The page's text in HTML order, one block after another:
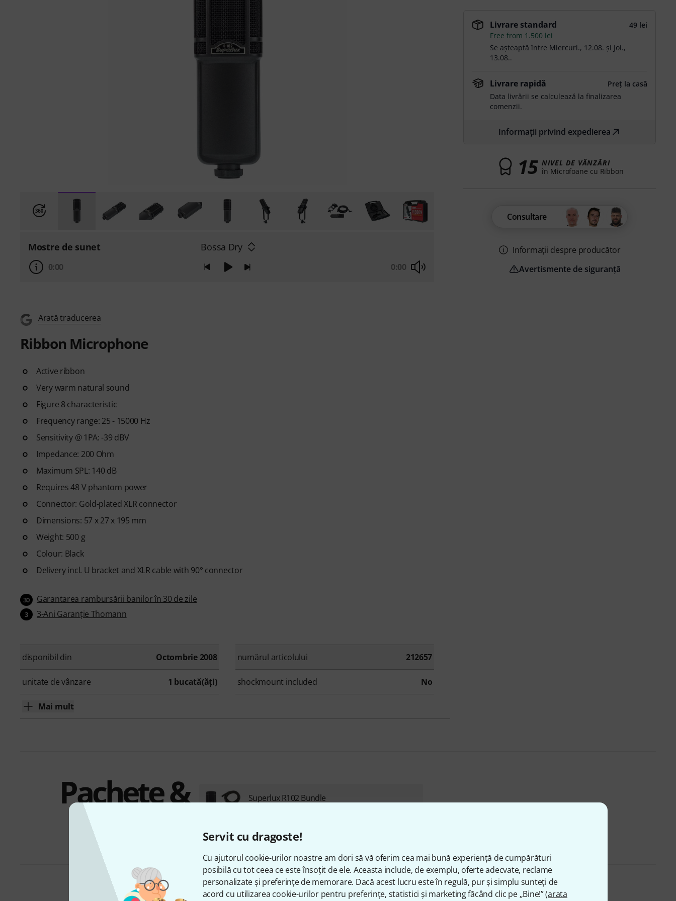
Servit cu dragoste!
Cu ajutorul cookie-urilor noastre am dori să vă oferim cea mai bună experiență de cumpărături
posibilă cu tot ceea ce este însoțit de ele. Aceasta include, de exemplu, oferte adecvate, reclame
personalizate și preferințe de memorare. Dacă acest lucru este în regulă, pur și simplu sunteți de
acord cu utilizarea cookie-urilor pentru preferințe, statistici și marketing făcând clic pe „Bine!” (arata
Mostre de sunet Bossa Dry
0:00 0:00
Arată traducerea
Ribbon Microphone
Active ribbon
Very warm natural sound
Figure 8 characteristic
Frequency range: 25 - 15000 Hz
Sensitivity @ 1PA: -39 dBV
Impedance: 200 Ohm
Maximum SPL: 140 dB
Requires 48 V phantom power
Connector: Gold-plated XLR connector
Dimensions: 57 x 27 x 195 mm
Weight: 500 g
Colour: Black
Delivery incl. U bracket and XLR cable with 90° connector
30 Garantarea rambursării banilor în 30 de zile
3 3-Ani Garanţie Thomann
disponibil din Octombrie 2008 numărul articolului 212657
unitate de vânzare 1 bucată(ăţi) shockmount included No
Mai mult
Livrare standard
49 lei
Free from 1.500 lei
Se așteaptă între Miercuri., 12.08. și Joi.,
13.08..
Livrare rapidă
Preț la casă
Data livrării se calculează la finalizarea
comenzii.
Informații privind expedierea
15 NIVEL DE VÂNZĂRI
în Microfoane cu Ribbon
Consultare
Informații despre producător
Avertismente de siguranță
Pachete & Superlux R102 Bundle